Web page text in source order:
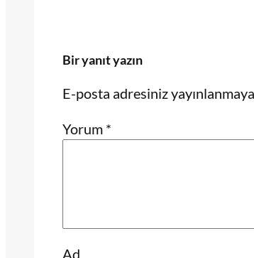
Bir yanıt yazın
E-posta adresiniz
Yorum *
Ad